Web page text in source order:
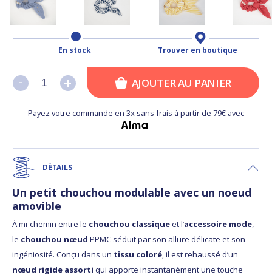
En stock Trouver en boutique
+
- +
- AJOUTER AU PANIER
Payez votre commande en 3x sans frais à partir de 79€ avec
DÉTAILS
Un petit chouchou modulable avec un noeud
amovible
À mi-chemin entre le chouchou classiqueet l’accessoire mode,
le chouchou nœud PPMC séduit par son allure délicate et son
ingéniosité. Conçu dans un tissu coloré, il est rehaussé d’un
nœud rigide assorti qui apporte instantanément une touche